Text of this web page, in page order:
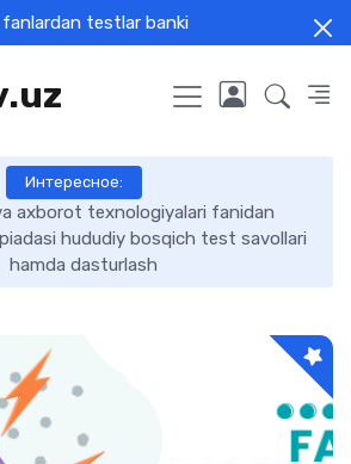
fanlardan testlar banki
Интересное:
axborot texnologiyalari fanidan
hududiy bosqich test savollari
hamda dasturlash